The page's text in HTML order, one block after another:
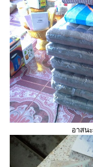
อาสน